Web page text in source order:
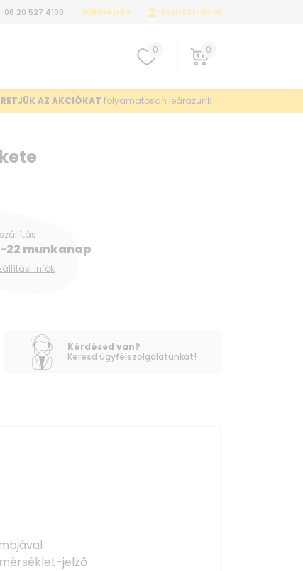
06 20 527 4100 Belépés Regisztráció
0 0
AZ AKCIÓKAT folyamatosan leárazunk
22 munkanap
infók
Kérdésed van?
Keresd ügyfélszolgálatunkat!
jelző